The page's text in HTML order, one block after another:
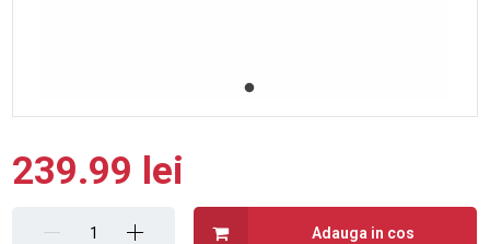
239.99 lei
Adauga in cos